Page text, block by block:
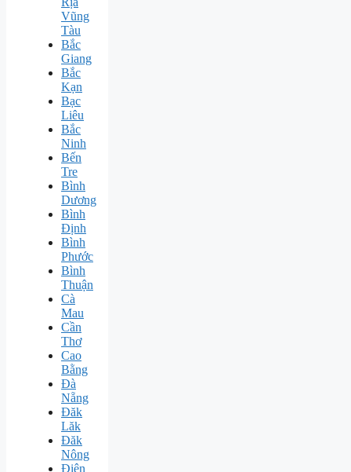
Vũng
Tàu
Bắc
Giang
Bắc
Kạn
Bạc
Liêu
Bắc
Ninh
Bến
Tre
Bình
Dương
Bình
Định
Bình
Phước
Bình
Thuận
Cà
Mau
Cần
Thơ
Cao
Bằng
Đà
Nẵng
Đăk
Lăk
Đăk
Nông
Điện